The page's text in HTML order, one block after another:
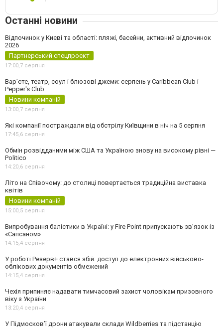
Останні новини
Відпочинок у Києві та області: пляжі, басейни, активний відпочинок
2026
Партнерський спецпроєкт
17:00,7 серпня
Вар’єте, театр, соул і блюзові джеми: серпень у Caribbean Club і
Pepper's Club
Новини компаній
13:00,7 серпня
Які компанії постраждали від обстрілу Київщини в ніч на 5 серпня
17:45,6 серпня
Обмін розвідданими між США та Україною знову на високому рівні —
Politico
14:20,6 серпня
Літо на Співочому: до столиці повертається традиційна виставка
квітів
Новини компаній
15:00,5 серпня
Випробування балістики в Україні: у Fire Point припускають зв’язок із
«Сапсаном»
14:15,4 серпня
У роботі Резерв+ стався збій: доступ до електронних військово-
облікових документів обмежений
14:15,4 серпня
Чехія припиняє надавати тимчасовий захист чоловікам призовного
віку з України
13:20,4 серпня
У Підмосков’ї дрони атакували склади Wildberries та підстанцію